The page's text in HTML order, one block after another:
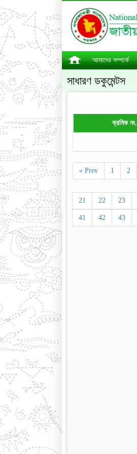
আমাদের সম্পর্কে
সাধারণ ডকুমেন্টস
ক্রমিক নং.
« Prev 1 2
21 22 23
41 42 43